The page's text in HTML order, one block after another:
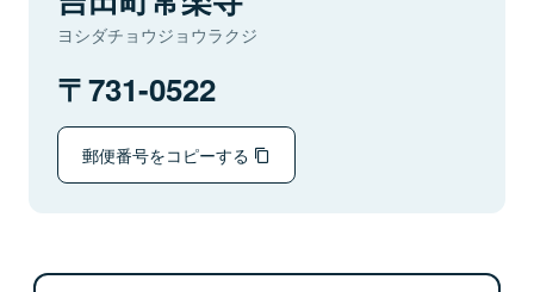
ヨシダチョウジョウラクジ
731-0522
郵便番号をコピーする